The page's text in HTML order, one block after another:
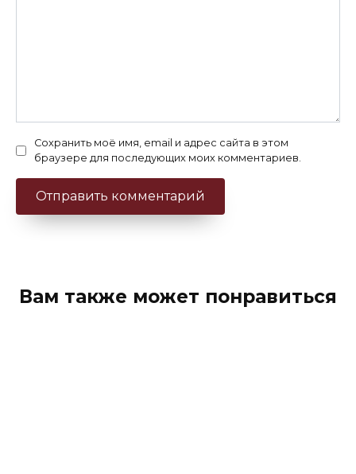
Сохранить моё имя, email и адрес сайта в этом
браузере для последующих моих комментариев.
Вам также может понравиться